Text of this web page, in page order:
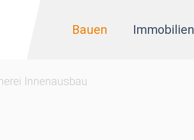
Bauen Immobilien
Innenausbau